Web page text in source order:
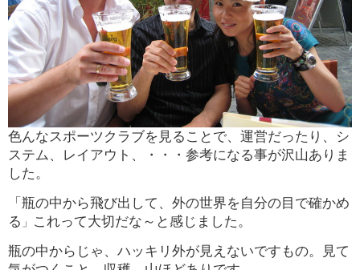
色んなスポーツクラブを見ることで、運営だったり、シ
ステム、レイアウト、・・・参考になる事が沢山ありま
した。
「瓶の中から飛び出して、外の世界を自分の目で確かめ
る 」
これって大切だな～と感じました。
瓶の中からじゃ、ハッキリ外が見えないですもの。見て